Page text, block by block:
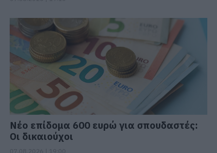
Νέο επίδομα 600 ευρώ για σπουδαστές:
Οι δικαιούχοι